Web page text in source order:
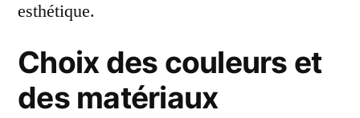
esthétique.
Choix des couleurs et
des matériaux